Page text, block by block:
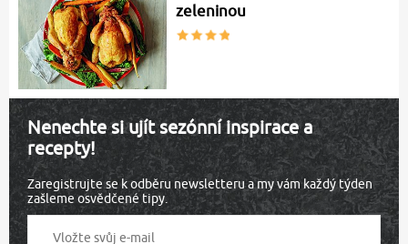
zeleninou
Nenechte si ujít sezónní inspirace a
recepty!
Zaregistrujte se k odběru newsletteru a my vám každý týden
zašleme osvědčené tipy.